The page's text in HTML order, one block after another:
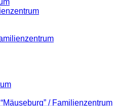
/ Familienzentrum